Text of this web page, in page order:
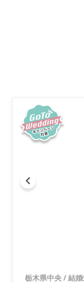
栃木県中央/結